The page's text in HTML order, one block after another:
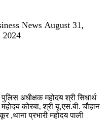
News August 31,
2024
पुलिस अधीक्षक महोदय श्री सिधार्थ
कोरबा, श्री यू.एस.बी. चौहान
,थाना प्रभारी महोदय पाली